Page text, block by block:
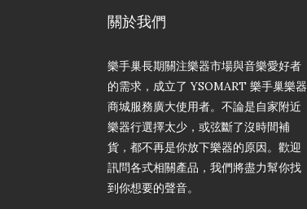
關於我們
樂手巢長期關注樂器市場與音樂愛好者
的需求，成立了 YSOMART 樂手巢樂器
商城服務廣大使用者。不論是自家附近
樂器行選擇太少，或弦斷了沒時間補
貨，都不再是你放下樂器的原因。歡迎
訊問各式相關產品，我們將盡力幫你找
到你想要的聲音。